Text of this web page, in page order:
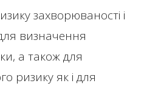
захворюваності і
визначення
а також для
ризику як і для